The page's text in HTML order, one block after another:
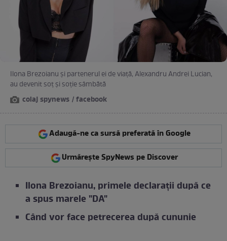
Ilona Brezoianu și partenerul ei de viață, Alexandru Andrei Lucian,
au devenit soț și soție sâmbătă
colaj spynews / facebook
Adaugă-ne ca sursă preferată în Google
Urmărește SpyNews pe Discover
Ilona Brezoianu, primele declarații după ce
a spus marele "DA"
Când vor face petrecerea după cununie